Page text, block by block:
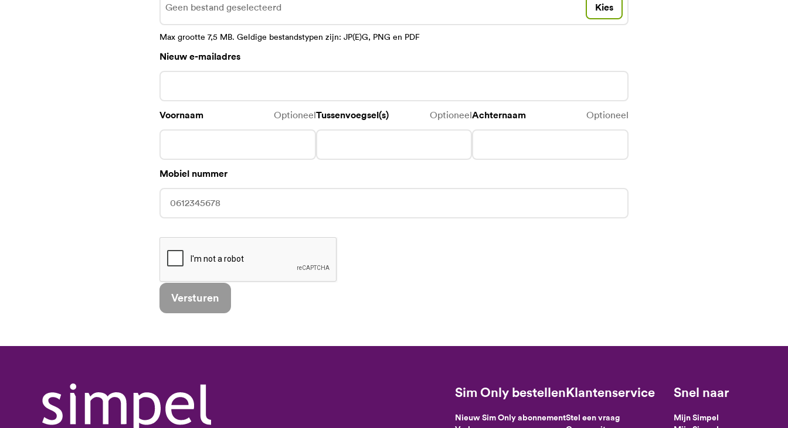
Geen bestand geselecteerd Kies
Max grootte 7,5 MB. Geldige bestandstypen zijn: JP(E)G, PNG en PDF
Nieuw e-mailadres
Voornaam OptioneelTussenvoegsel(s) OptioneelAchternaam Optioneel
Mobiel nummer
Versturen
Sim Only bestellen
Nieuw Sim Only abonnement
Klantenservice
Stel een vraag
Snel naar
Mijn Simpel